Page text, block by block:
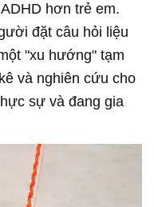
hơn trẻ em.
đặt câu hỏi liệu
"xu hướng" tạm
và nghiên cứu cho
sự và đang gia